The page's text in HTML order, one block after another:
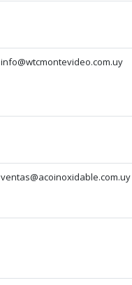
info@wtcmontevideo.com.uy
ventas@acoinoxidable.com.uy